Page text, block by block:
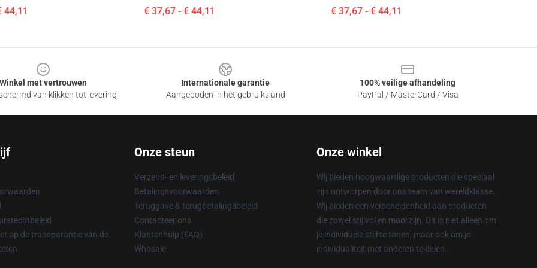
44,11 € 37,67 - € 44,11 € 37,67 - € 44,11
Winkel met vertrouwen
van klikken tot levering
Internationale garantie
Aangeboden in het gebruiksland
100% veilige afhandeling
PayPal / MasterCard / Visa
op de transparantie van de
Onze steun
Verzend- en leveringsbeleid
Betalingsvoorwaarden
Teruggave & terugbetalingsbeleid
Contacteer ons
Klantenhulp (FAQ)
Whosale
Onze winkel
Wij bieden hoogwaardige producten die speciaal
zijn ontworpen door ons team van wereldklasse.
Wij bieden een verscheidenheid aan producten
die zowel stijlvol en mooi zijn. Dit is niet alleen om
je individuele stijl te tonen, maar ook om je
individualiteit met anderen te delen.